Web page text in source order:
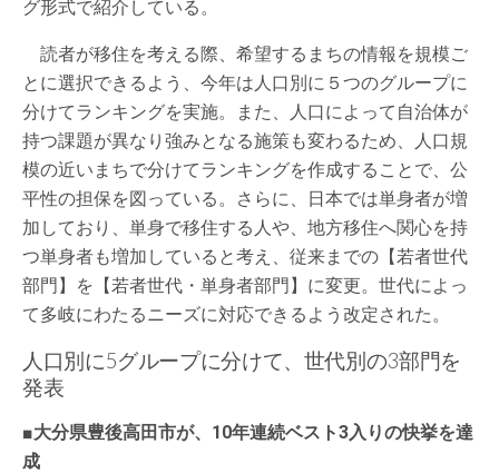
グ形式で紹介している。
読者が移住を考える際、希望するまちの情報を規模ご
とに選択できるよう、今年は人口別に５つのグループに
分けてランキングを実施。また、人口によって自治体が
持つ課題が異なり強みとなる施策も変わるため、人口規
模の近いまちで分けてランキングを作成することで、公
平性の担保を図っている。さらに、日本では単身者が増
加しており、単身で移住する人や、地方移住へ関心を持
つ単身者も増加していると考え、従来までの【若者世代
部門】を【若者世代・単身者部門】に変更。世代によっ
て多岐にわたるニーズに対応できるよう改定された。
人口別に5グループに分けて、世代別の3部門を
発表
■大分県豊後高田市が、10年連続ベスト3入りの快挙を達
成